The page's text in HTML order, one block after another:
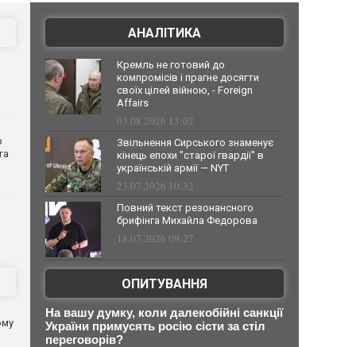
АНАЛІТИКА
Кремль не готовий до
компромісів і прагне досягти
своїх цілей війною, - Foreign
Affairs
03.08.2026 13:02
Звільнення Сирського знаменує
кінець епохи "старої гвардії" в
українській армії — NYT
23.07.2026 10:32
Повний текст резонансного
брифінга Михайла Федорова
18.07.2026 09:27
ОПИТУВАННЯ
На вашу думку, коли далекобійні санкції
України примусять росію сісти за стіл
переговорів?